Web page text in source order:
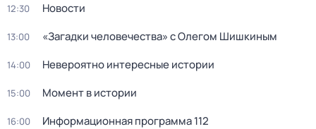
12:30 Новости
13:00 «Загадки человечества» с Олегом Шишкиным
14:00 Невероятно интересные истории
15:00 Момент в истории
16:00 Информационная программа 112